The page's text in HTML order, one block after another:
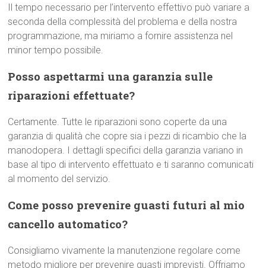
Il tempo necessario per l’intervento effettivo può variare a
seconda della complessità del problema e della nostra
programmazione, ma miriamo a fornire assistenza nel
minor tempo possibile.
Posso aspettarmi una garanzia sulle
riparazioni effettuate?
Certamente. Tutte le riparazioni sono coperte da una
garanzia di qualità che copre sia i pezzi di ricambio che la
manodopera. I dettagli specifici della garanzia variano in
base al tipo di intervento effettuato e ti saranno comunicati
al momento del servizio.
Come posso prevenire guasti futuri al mio
cancello automatico?
Consigliamo vivamente la manutenzione regolare come
metodo migliore per prevenire guasti imprevisti. Offriamo